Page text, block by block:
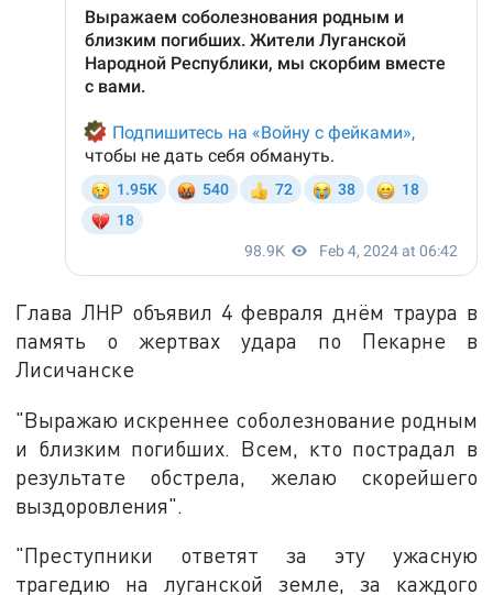
Глава ЛНР объявил 4 февраля днём траура в
память о жертвах удара по Пекарне в
Лисичанске
"Выражаю искреннее соболезнование родным
и близким погибших. Всем, кто пострадал в
результате обстрела, желаю скорейшего
выздоровления".
"Преступники ответят за эту ужасную
трагедию на луганской земле, за каждого